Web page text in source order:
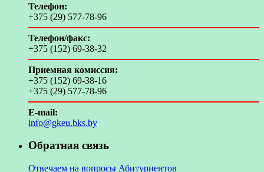
Телефон:
+375 (29) 577-78-96
Телефон/факс:
+375 (152) 69-38-32
Приемная комиссия:
+375 (152) 69-38-16
+375 (29) 577-78-96
E-mail:
info@gkeu.bks.by
Обратная связь
Отвечаем на вопросы Абитуриентов